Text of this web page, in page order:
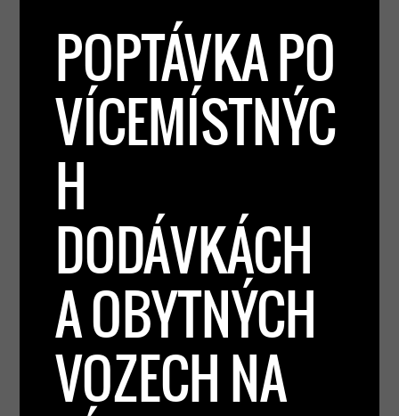
POPTÁVKA PO
VÍCEMÍSTNÝC
H
DODÁVKÁCH
A OBYTNÝCH
VOZECH NA